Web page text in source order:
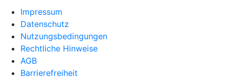
Impressum
Datenschutz
Nutzungsbedingungen
Rechtliche Hinweise
AGB
Barrierefreiheit